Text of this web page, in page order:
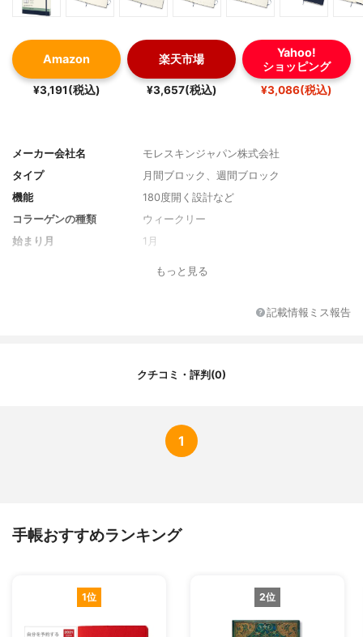
Amazon
¥3,191(税込)
楽天市場
¥3,657(税込)
Yahoo!
ショッピング
¥3,086(税込)
メーカー会社名
モレスキンジャパン株式会社
タイプ
月間ブロック、週間ブロック
機能
180度開く設計など
コラーゲンの種類
ウィークリー
始まり月
1月
月曜始まり
もっと見る
記載情報ミス報告
クチコミ・評判(0)
1
手帳おすすめランキング
1位 2位